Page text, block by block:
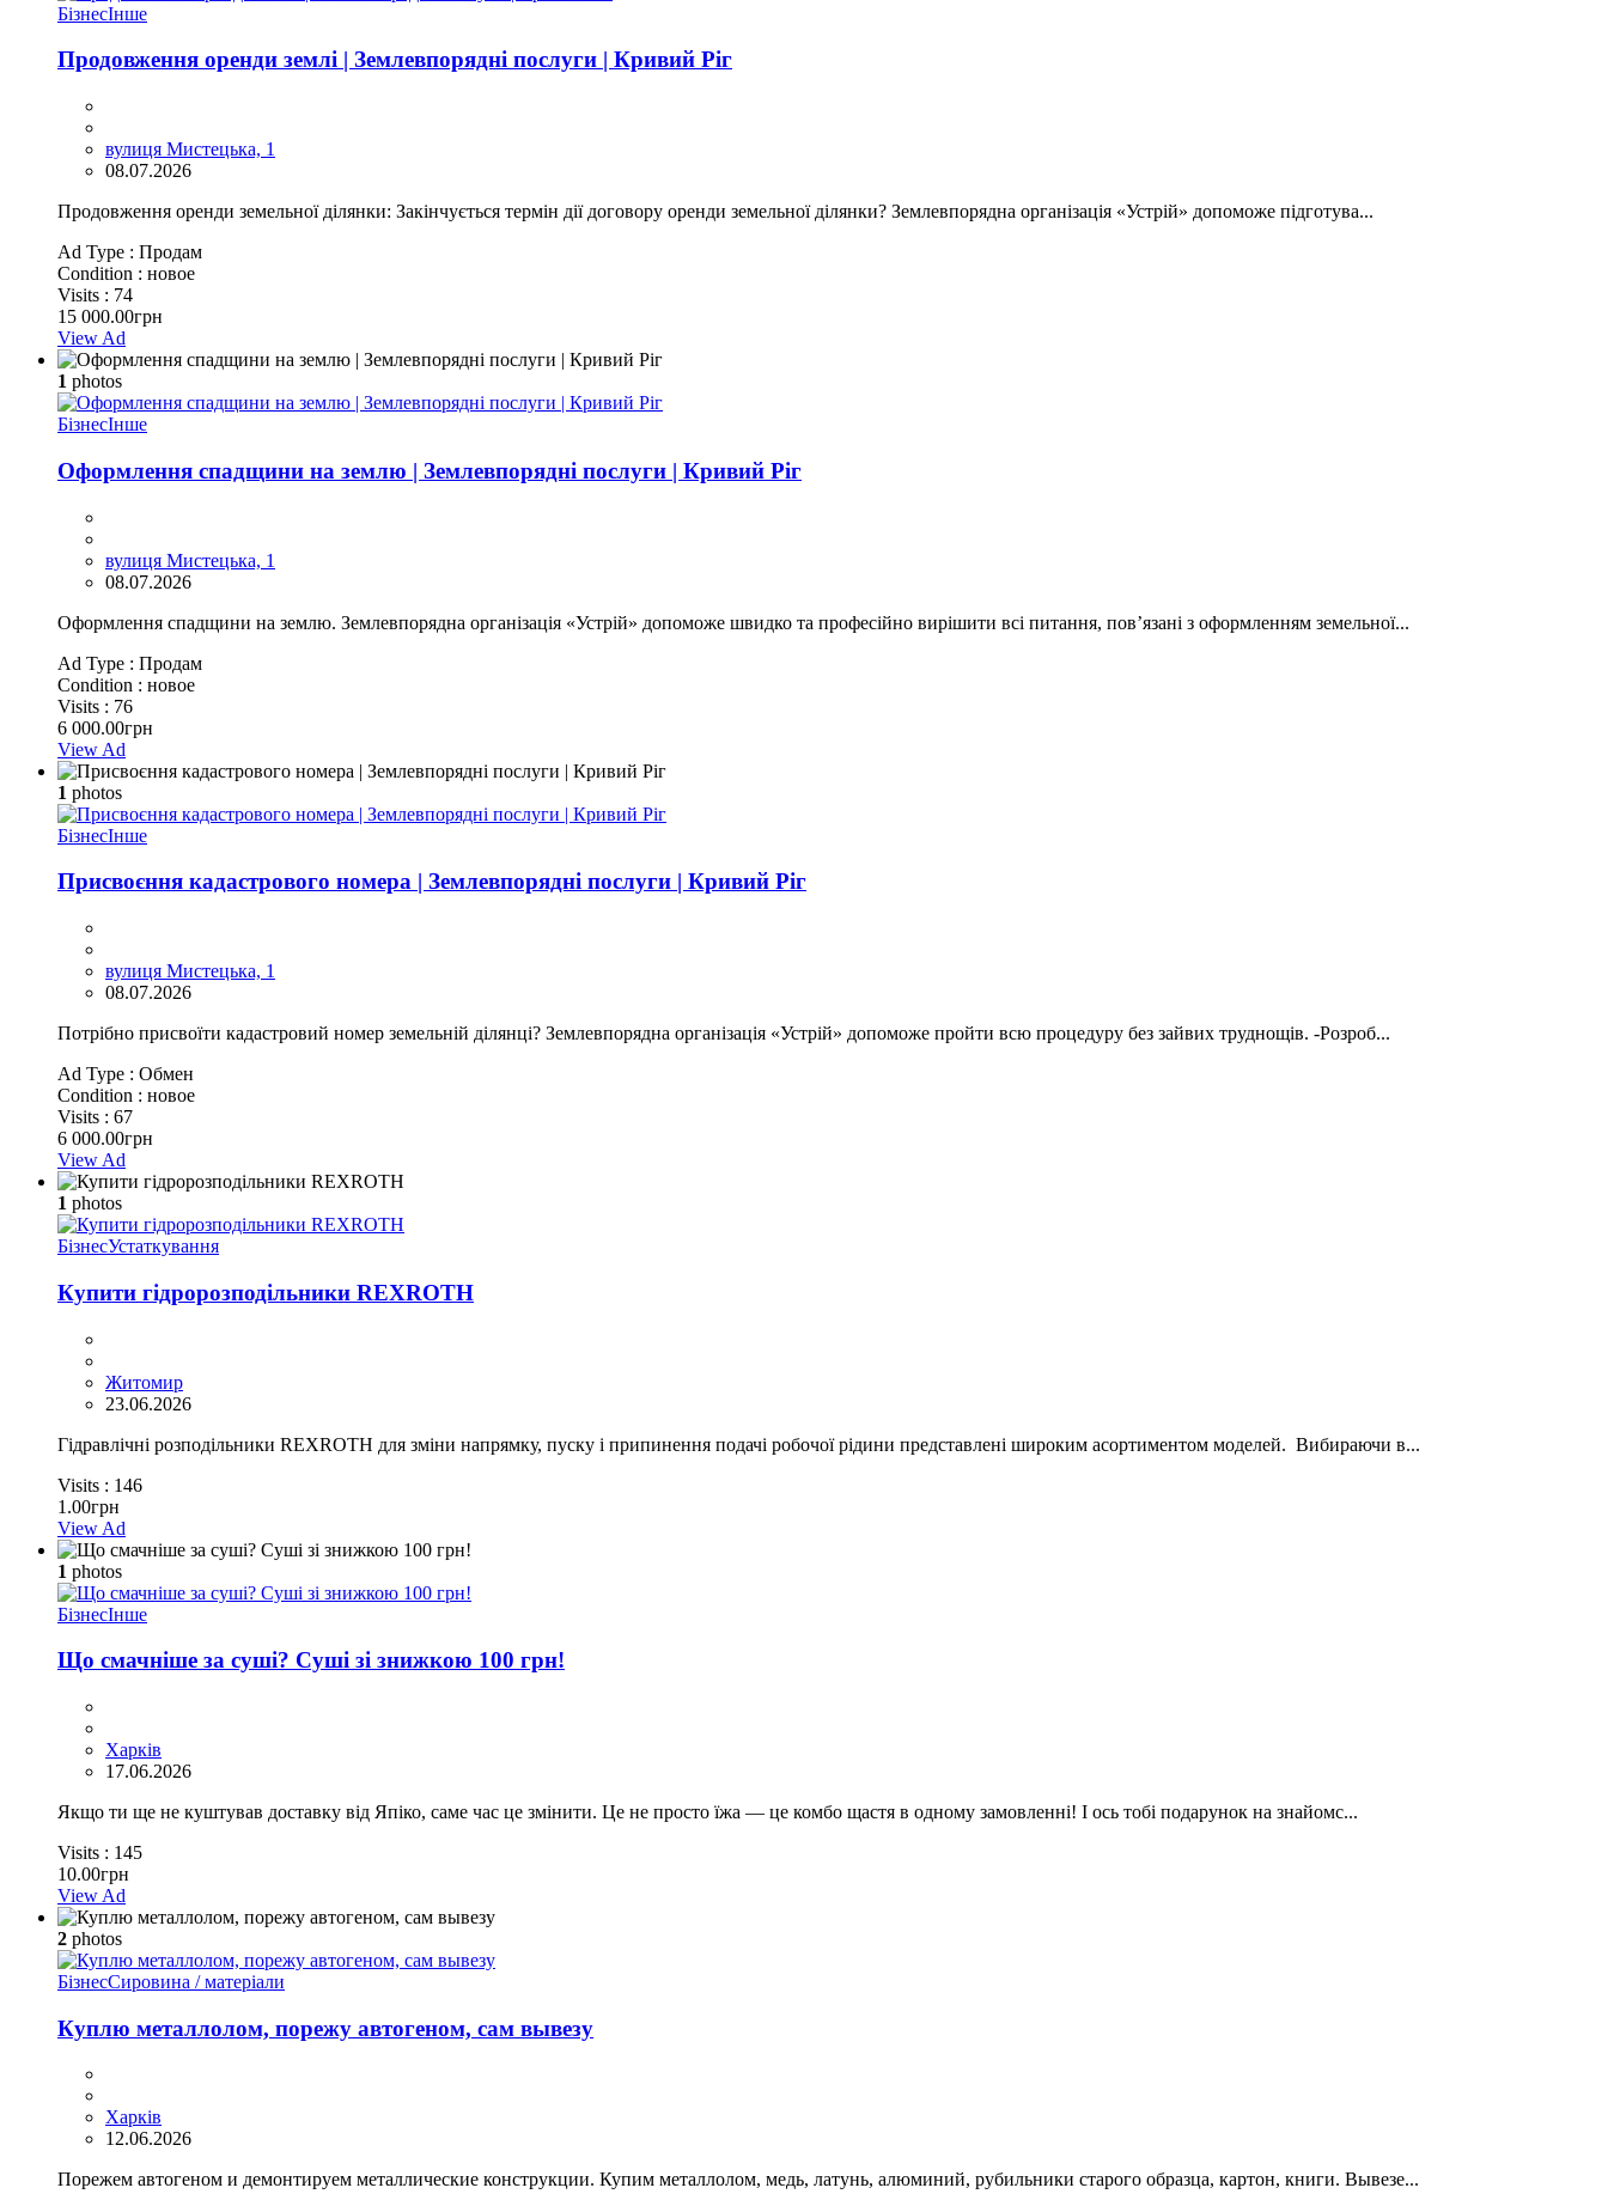
БізнесІнше
Продовження оренди землі | Землевпорядні послуги | Кривий Ріг
вулиця Мистецька, 1
08.07.2026
Продовження оренди земельної ділянки: Закінчується термін дії договору оренди земельної ділянки? Землевпорядна організація «Устрій» допоможе підготува...
Ad Type : Продам
Condition : новое
Visits : 74
15 000.00грн
View Ad
1 photos
БізнесІнше
Оформлення спадщини на землю | Землевпорядні послуги | Кривий Ріг
вулиця Мистецька, 1
08.07.2026
Оформлення спадщини на землю. Землевпорядна організація «Устрій» допоможе швидко та професійно вирішити всі питання, пов’язані з оформленням земельної...
Ad Type : Продам
Condition : новое
Visits : 76
6 000.00грн
View Ad
1 photos
БізнесІнше
Присвоєння кадастрового номера | Землевпорядні послуги | Кривий Ріг
вулиця Мистецька, 1
08.07.2026
Потрібно присвоїти кадастровий номер земельній ділянці? Землевпорядна організація «Устрій» допоможе пройти всю процедуру без зайвих труднощів. -Розроб...
Ad Type : Обмен
Condition : новое
Visits : 67
6 000.00грн
View Ad
1 photos
БізнесУстаткування
Купити гідророзподільники REXROTH
Житомир
23.06.2026
Гідравлічні розподільники REXROTH для зміни напрямку, пуску і припинення подачі робочої рідини представлені широким асортиментом моделей. Вибираючи в...
Visits : 146
1.00грн
View Ad
1 photos
БізнесІнше
Що смачніше за суші? Суші зі знижкою 100 грн!
Харків
17.06.2026
Якщо ти ще не куштував доставку від Япіко, саме час це змінити. Це не просто їжа — це комбо щастя в одному замовленні! І ось тобі подарунок на знайомс...
Visits : 145
10.00грн
View Ad
2 photos
БізнесСировина / матеріали
Куплю металлолом, порежу автогеном, сам вывезу
Харків
12.06.2026
Порежем автогеном и демонтируем металлические конструкции. Купим металлолом, медь, латунь, алюминий, рубильники старого образца, картон, книги. Вывезе...